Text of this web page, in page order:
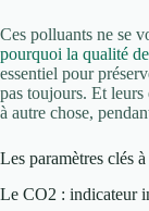
Ces polluants ne se
pourquoi la qualité
essentiel pour
pas toujours. Et leurs
à autre chose,
Les paramètres clés
Le CO2 : indicateur